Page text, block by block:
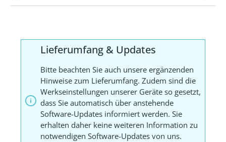
Lieferumfang & Updates
Bitte beachten Sie auch unsere ergänzenden
Hinweise zum Lieferumfang. Zudem sind die
Werkseinstellungen unserer Geräte so gesetzt,
dass Sie automatisch über anstehende
Software-Updates informiert werden. Sie
erhalten daher keine weiteren Information zu
notwendigen Software-Updates von uns.